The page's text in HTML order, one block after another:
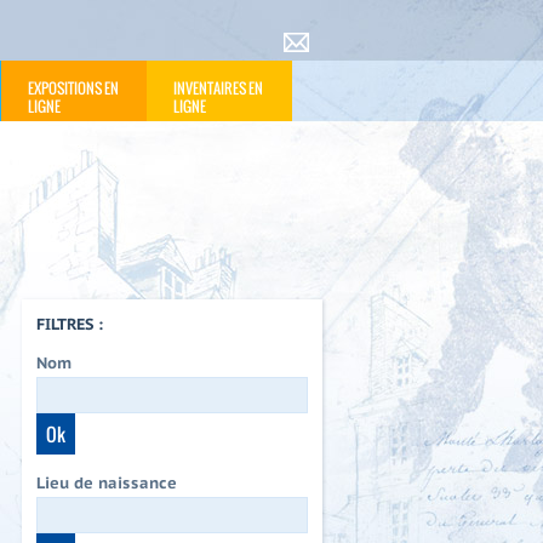
EXPOSITIONS EN
LIGNE
INVENTAIRES EN
LIGNE
FILTRES :
Nom
Lieu de naissance